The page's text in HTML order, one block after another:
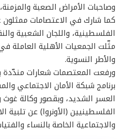
وصاحبات الأمراض الصعبة
كما شارك في الاعتصامات
الفلسطينية، واللجان الشعبية
مثّلت الجمعيات الأهلية العاملة
والأطر النسوية.
ورفعت المعتصمات شعارات مندّدة
برنامج شبكة الأمان الاجتماعي
العسر الشديد، وبقصور وكالة
الفلسطينيين (الأونروا) عن تلبية
والاجتماعية الخاصة بالنساء